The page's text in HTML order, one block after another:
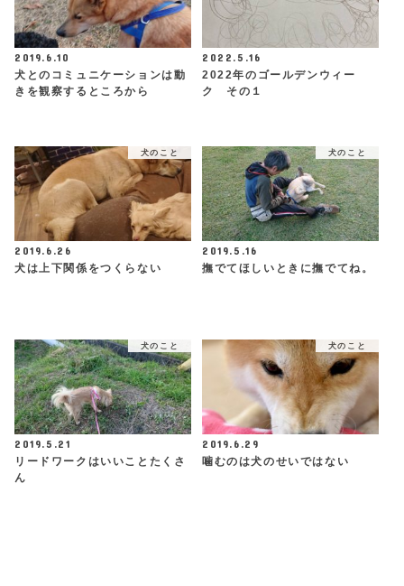
2019.6.10
犬とのコミュニケーションは動
きを観察するところから
2022.5.16
2022年のゴールデンウィー
ク その１
犬のこと
2019.6.26
犬は上下関係をつくらない
犬のこと
2019.5.16
撫でてほしいときに撫でてね。
犬のこと
2019.5.21
リードワークはいいことたくさ
ん
犬のこと
2019.6.29
噛むのは犬のせいではない